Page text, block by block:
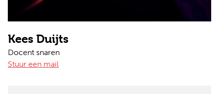
Kees Duijts
Docent snaren
Stuur een mail